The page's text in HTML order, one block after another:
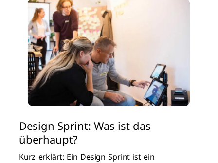
Design Sprint: Was ist das
überhaupt?
Kurz erklärt: Ein Design Sprint ist ein